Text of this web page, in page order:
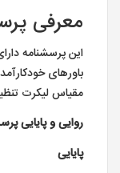
معرفی
باورهای
مقیاس لیکرت تنظیم
روایی و پایایی
پایایی